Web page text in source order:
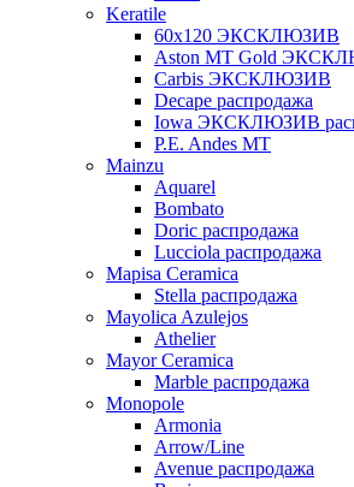
Keratile
60х120 ЭКСКЛЮЗИВ
Aston MT Gold
Carbis ЭКСКЛЮЗИВ
Decape распродажа
Iowa ЭКСКЛЮЗИВ
P.E. Andes MT
Mainzu
Aquarel
Bombato
Doric распродажа
Lucciola распродажа
Mapisa Ceramica
Stella распродажа
Mayolica Azulejos
Athelier
Mayor Ceramica
Marble распродажа
Monopole
Armonia
Arrow/Line
Avenue распродажа